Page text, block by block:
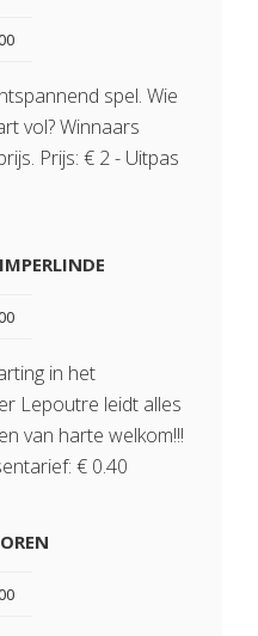
spel. Wie
vol? Winnaars
Prijs: € 2 - Uitpas
in het
Lepoutre leidt alles
van harte welkom!!!
€ 0.40